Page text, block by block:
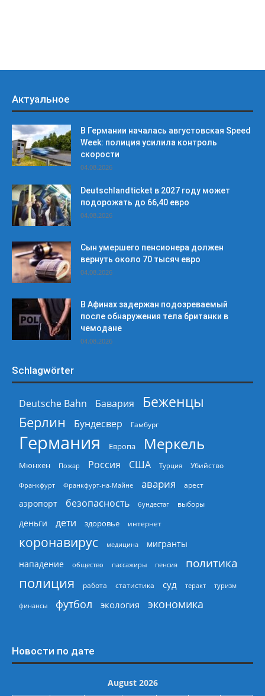
Актуальное
В Германии началась августовская Speed
Week: полиция усилила контроль
скорости
04.08.2026
Deutschlandticket в 2027 году может
подорожать до 66,40 евро
04.08.2026
Сын умершего пенсионера должен
вернуть около 70 тысяч евро
04.08.2026
В Афинах задержан подозреваемый
после обнаружения тела британки в
чемодане
04.08.2026
Schlagwörter
Deutsche Bahn Бавария
Беженцы
Берлин
Бундесвер Гамбург
Германия Европа Меркель
Мюнхен Пожар Россия США Турция Убийство
Франкфурт Франкфурт-на-Майне авария арест
аэропорт безопасность бундестаг выборы
деньги дети здоровье интернет
коронавирус медицина
мигранты
нападение
общество пассажиры пенсия политика
полиция работа статистика суд теракт туризм
финансы футбол экология экономика
Новости по дате
August 2026